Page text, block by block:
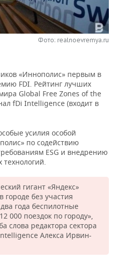
Фото: realnoevremya.ru
«Иннополис» первым в
FDI. Рейтинг лучших
Global Free Zones of the
fDi Intelligence (входит в
усилия особой
по содействию
ESG и внедрению
гигант «Яндекс»
городе без участия
года беспилотные
000 поездок по городу»,
слова редактора сектора
Алекса Ирвин-